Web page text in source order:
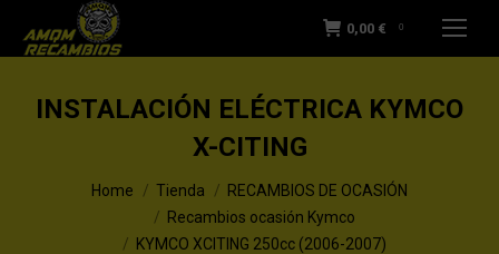
0,00 € 0
INSTALACIÓN ELÉCTRICA KYMCO
X-CITING
You are here:Home Tienda
RECAMBIOS DE OCASIÓN
Recambios ocasión Kymco
KYMCO XCITING 250cc (2006-2007)